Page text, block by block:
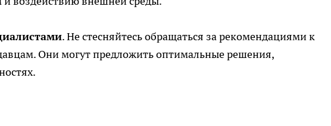
. Не стесняйтесь обращаться за рекомендациями к
Они могут предложить оптимальныерешения,